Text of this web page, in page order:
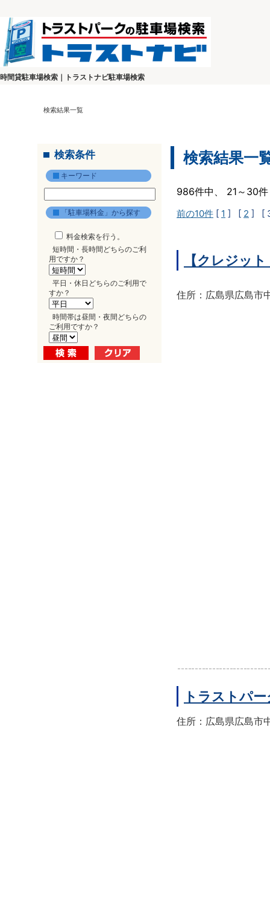
時間貸駐車場検索｜トラストナビ駐車場検索
検索結果一覧
検索条件
キーワード
「駐車場料金」から探す
料金検索を行う。
短時間・長時間どちらのご利
用ですか？
平日・休日どちらのご利用で
すか？
時間帯は昼間・夜間どちらの
ご利用ですか？
検索結果一
986件中、 21～30
前の10件 [ 1 ] [ 2 ] [
【クレジッ
住所：広島県広島市
トラストパ
住所：広島県広島市